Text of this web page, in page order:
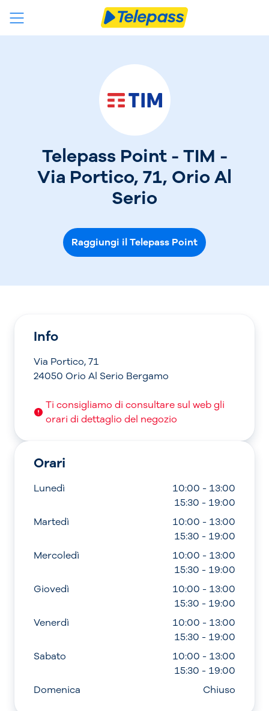
Telepass Point - TIM -
Via Portico, 71, Orio Al
Serio
Raggiungi il Telepass Point
Info
Via Portico, 71
24050 Orio Al Serio Bergamo
Ti consigliamo di consultare sul web gli
orari di dettaglio del negozio
Orari
Lunedì
10:00 - 13:00
15:30 - 19:00
Martedì
10:00 - 13:00
15:30 - 19:00
Mercoledì
10:00 - 13:00
15:30 - 19:00
Giovedì
10:00 - 13:00
15:30 - 19:00
Venerdì
10:00 - 13:00
15:30 - 19:00
Sabato
10:00 - 13:00
15:30 - 19:00
Domenica
Chiuso